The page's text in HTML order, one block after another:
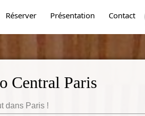
Réserver Présentation Contact
Central Paris
dans Paris !